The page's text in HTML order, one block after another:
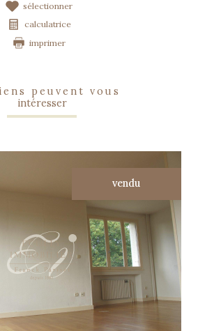
sélectionner
calculatrice
imprimer
peuvent vous
intéresser
vendu
voir le bien